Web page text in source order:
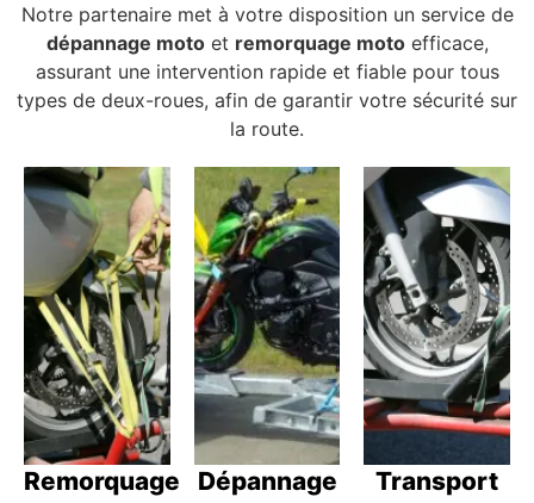
Notre partenaire met à votre disposition un service de
dépannage motoet remorquage motoefficace,
assurant une intervention rapide et fiable pour tous
types de deux-roues, afin de garantir votre sécurité sur
la route.
Remorquage
Dépannage
Transport